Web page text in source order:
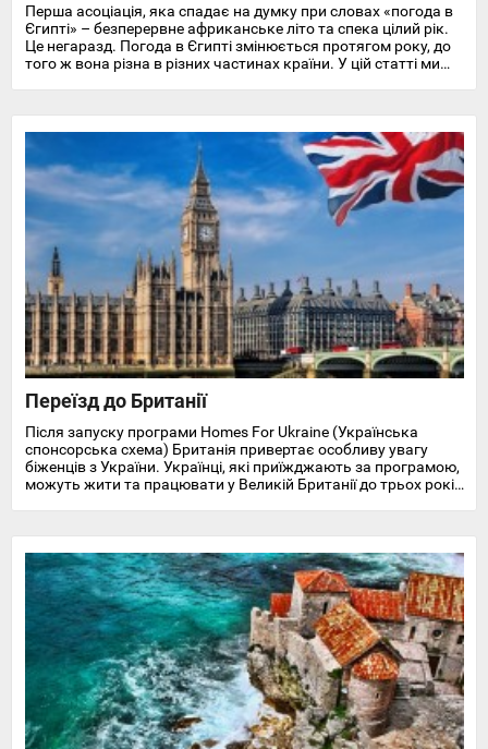
Перша асоціація, яка спадає на думку при словах «погода в
Єгипті» – безперервне африканське літо та спека цілий рік.
Це негаразд. Погода в Єгипті змінюється протягом року, до
того ж вона різна в різних частинах країни. У цій статті ми
Червоного моря.
Переїзд до Британії
Після запуску програми Homes For Ukraine (Українська
спонсорська схема) Британія привертає особливу увагу
біженців з України. Українці, які приїжджають за програмою,
можуть жити та працювати у Великій Британії до трьох років